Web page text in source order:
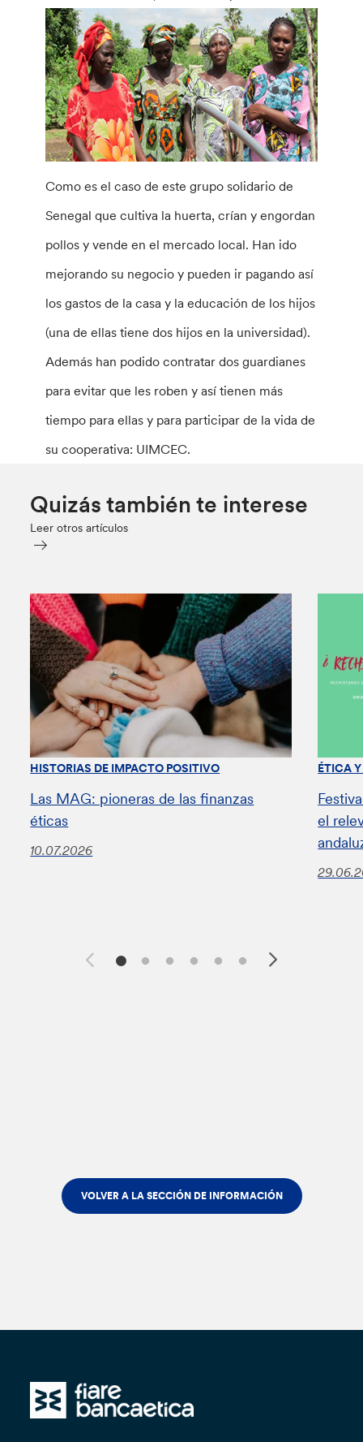
Como es el caso de este grupo solidario de
Senegal que cultiva la huerta, crían y engordan
pollos y vende en el mercado local. Han ido
mejorando su negocio y pueden ir pagando así
los gastos de la casa y la educación de los hijos
(una de ellas tiene dos hijos en la universidad).
Además han podido contratar dos guardianes
para evitar que les roben y así tienen más
tiempo para ellas y para participar de la vida de
su cooperativa: UIMCEC.
Quizás también te interese
Leer otros artículos
HISTORIAS DE IMPACTO POSITIVO
Las MAG: pioneras de las finanzas
éticas
10.07.2026
ÉTICA
el
VOLVER A LA SECCIÓN DE INFORMACIÓN